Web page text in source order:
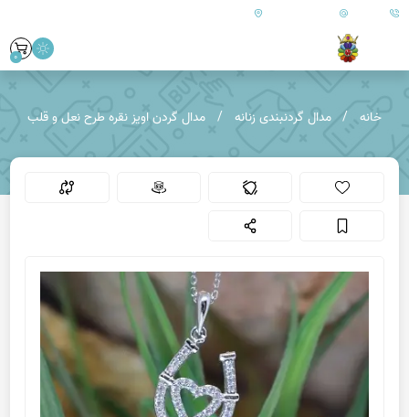
09179890157 ایران - فارس - کازرون
0
خانه مدال گردنبندی زنانه مدال گردن اویز نقره طرح نعل و قلب